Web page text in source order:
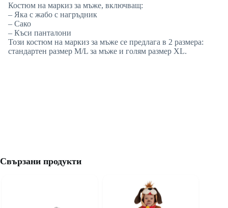
Костюм на маркиз за мъже, включващ:
– Яка с жабо с нагръдник
– Сако
– Къси панталони
Този костюм на маркиз за мъже се предлага в 2 размера:
стандартен размер M/L за мъже и голям размер XL.
Свързани продукти